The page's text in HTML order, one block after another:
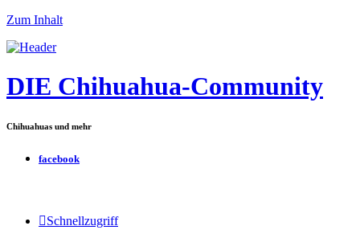
Zum Inhalt
DIE Chihuahua-Community
Chihuahuas und mehr
facebook
Schnellzugriff